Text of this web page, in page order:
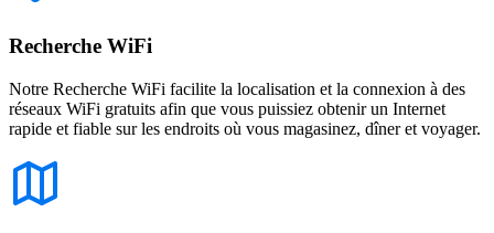
Recherche WiFi
Notre Recherche WiFi facilite la localisation et la connexion à des
réseaux WiFi gratuits afin que vous puissiez obtenir un Internet
rapide et fiable sur les endroits où vous magasinez, dîner et voyager.